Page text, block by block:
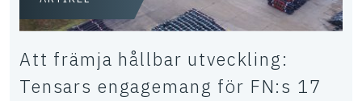
Att främja hållbar utveckling:
Tensars engagemang för FN:s 17